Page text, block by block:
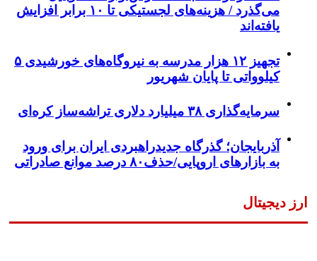
می‌گذرد / هزینه‌های لجستیکی تا ۱۰ برابر افزایش
یافته‌اند
تجهیز ۱۲ هزار مدرسه به نیروگاه‌های خورشیدی ۵
کیلوواتی تا پایان شهریور
سرمایه‌گذاری ۳۸ میلیارد دلاری تراشه‌ساز کره‌ای
آذربایجان؛ گذرگاه جدیدراهبردی ایران برای ورود
به بازارهای اروپایی/حذف۸۰ درصد موانع صادراتی
ارز دیجیتال